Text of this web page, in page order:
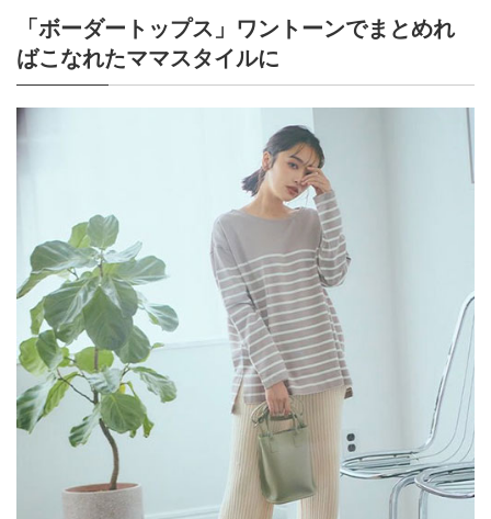
「ボーダートップス」ワントーンでまとめれ
ばこなれたママスタイルに